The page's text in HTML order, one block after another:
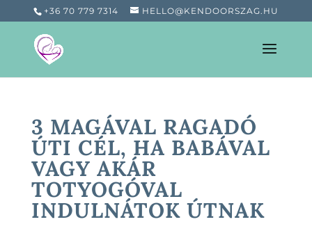
+36 70 779 7314 HELLO@KENDOORSZAG.HU
3 MAGÁVAL RAGADÓ
ÚTI CÉL, HA BABÁVAL
VAGY AKÁR
TOTYOGÓVAL
INDULNÁTOK ÚTNAK